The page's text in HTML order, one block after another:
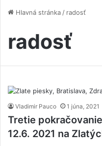
Hlavná stránka / radosť
radosť
Vladimir Pauco 1 júna, 2021
Tretie
12.6. 2021 na